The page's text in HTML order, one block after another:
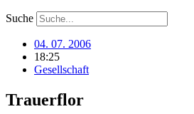
Suche
04. 07. 2006
18:25
Gesellschaft
Trauerflor